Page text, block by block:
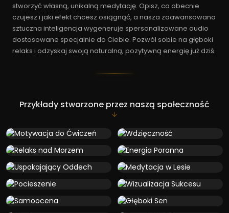
stworzyć własną, unikalną medytację. Opisz, co obecnie
czujesz i jaki efekt chcesz osiągnąć, a nasza zaawansowana
sztuczna inteligencja wygeneruje spersonalizowane audio
dostosowane specjalnie do Ciebie. Pozwól sobie na głęboki
relaks i odzyskaj swoją naturalną, pozytywną energię już dziś.
Przykłady stworzone przez naszą społeczność